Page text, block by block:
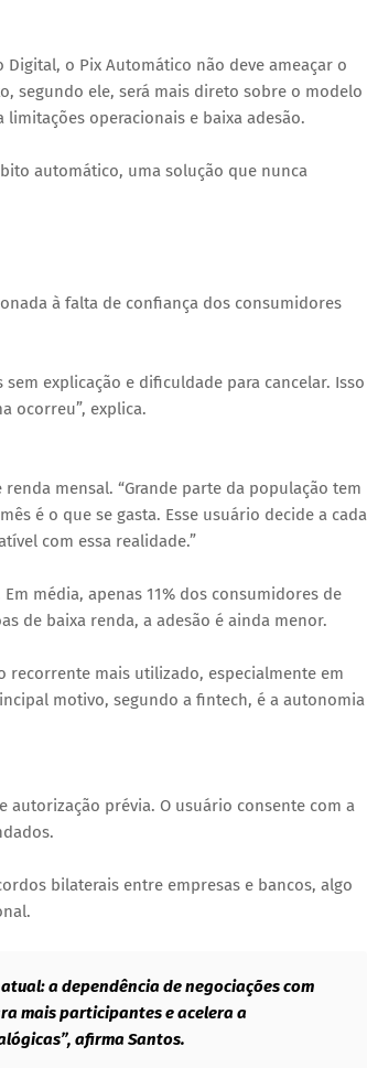
Digital, o Pix Automático não deve ameaçar o
segundo ele, será mais direto sobre o modelo
operacionais e baixa adesão.
automático, uma solução que nunca
à falta de confiança dos consumidores
explicação e dificuldade para cancelar. Isso
ocorreu”, explica.
mensal. “Grande parte da população tem
é o que se gasta. Esse usuário decide a cada
com essa realidade.”
média, apenas 11% dos consumidores de
de baixa renda, a adesão é ainda menor.
recorrente mais utilizado, especialmente em
motivo, segundo a fintech, é a autonomia
prévia. O usuário consente com a
bilaterais entre empresas e bancos, algo
a dependência de negociações com
mais participantes e acelera a
afirma Santos.